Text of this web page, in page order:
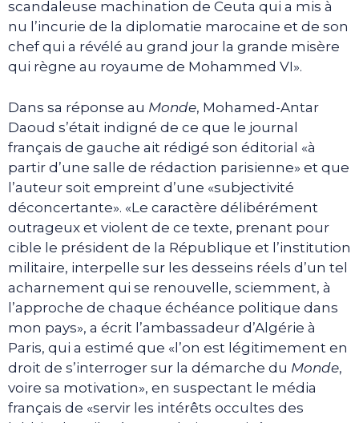
scandaleuse machination de Ceuta qui a mis à
nu l’incurie de la diplomatie marocaine et de son
chef qui a révélé au grand jour la grande misère
qui règne au royaume de Mohammed VI».
Dans sa réponse au Monde, Mohamed-Antar
Daoud s’était indigné de ce que le journal
français de gauche ait rédigé son éditorial «à
partir d’une salle de rédaction parisienne» et que
l’auteur soit empreint d’une «subjectivité
déconcertante». «Le caractère délibérément
outrageux et violent de ce texte, prenant pour
cible le président de la République et l’institution
militaire, interpelle sur les desseins réels d’un tel
acharnement qui se renouvelle, sciemment, à
l’approche de chaque échéance politique dans
mon pays», a écrit l’ambassadeur d’Algérie à
Paris, qui a estimé que «l’on est légitimement en
droit de s’interroger sur la démarche du Monde,
voire sa motivation», en suspectant le média
français de «servir les intérêts occultes des